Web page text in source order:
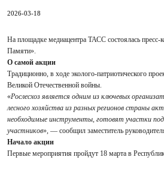
2026-03-18
На площадке медиацентра ТАСС состоялась
Памяти».
О самой акции
Традиционно, в ходе эколого-патриотического
Великой Отечественной войны.
«Рослесхоз является одним из ключевых
лесного хозяйства из разных регионов страны
необходимые инструменты, готовят участки
участников», — сообщил заместитель
Начало акции
Первые мероприятия пройдут 18 марта в